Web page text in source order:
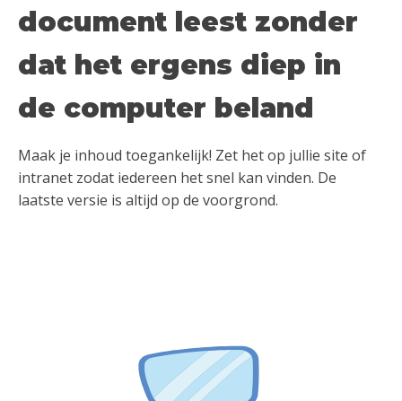
document leest zonder
dat het ergens diep in
de computer beland
Maak je inhoud toegankelijk! Zet het op jullie site of
intranet zodat iedereen het snel kan vinden. De
laatste versie is altijd op de voorgrond.